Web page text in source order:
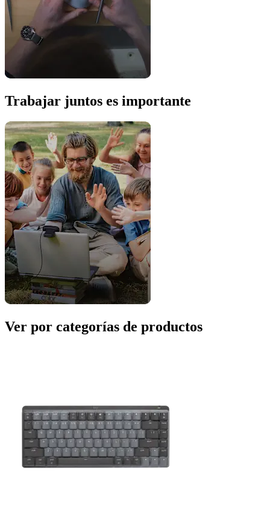
Trabajar juntos es importante
Ver por categorías de productos